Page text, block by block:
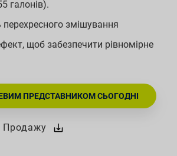
галонів).
перехресного змішування
щоб забезпечити рівномірне
ПРЕДСТАВНИКОМ СЬОГОДНІ
Продажу